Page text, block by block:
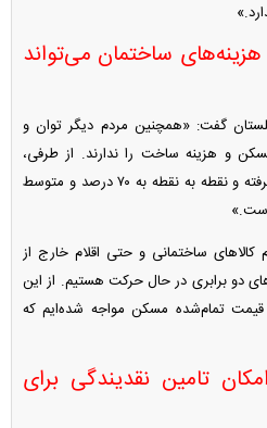
۲ برابری هزینه‌های ساختمان می‌تواند
گفت: «همچنین مردم دیگر توان و
و هزینه ساخت را ندارند. از طرفی،
سطح تورم روند افزایشی به خود گرفته و نقطه به نقطه به ۷۰ درصد و متوسط
کالا‌های ساختمانی و حتی اقلام خارج از
دو برابری در حال حرکت هستیم. از این
قیمت تمام‌شده مسکن مواجه شده‌ایم که
تامین نقدیندگی برای